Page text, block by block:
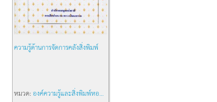
ความรู้ด้านการจัดการคลังสิ่งพิมพ์
หมวด:องค์ความรู้และสิ่งพิมพ์หอ...